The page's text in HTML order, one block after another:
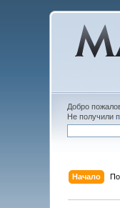
Добро
Не получили
Начало